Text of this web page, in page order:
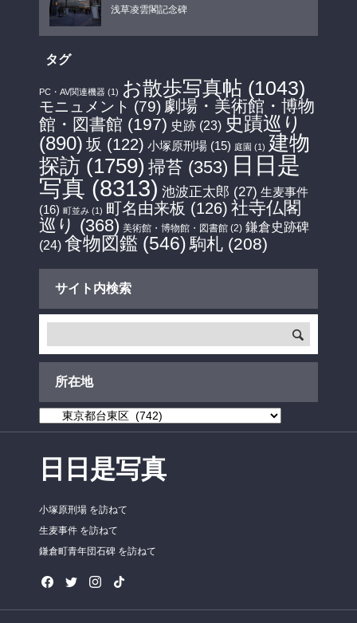
浅草凌雲閣記念碑
タグ
PC・AV関連機器 (1) お散歩写真帖 (1043)
モニュメント (79) 劇場・美術館・博物
館・図書館 (197) 史跡 (23) 史蹟巡り
(890) 坂 (122) 小塚原刑場 (15) 庭園 (1) 建物
探訪 (1759) 掃苔 (353) 日日是
写真 (8313) 池波正太郎 (27) 生麦事件
(16) 町並み (1) 町名由来板 (126) 社寺仏閣
巡り (368) 美術館・博物館・図書館 (2) 鎌倉史跡碑
(24) 食物図鑑 (546) 駒札 (208)
サイト内検索
所在地
所
在
地
日日是写真
小塚原刑場 を訪ねて
生麦事件 を訪ねて
鎌倉町青年団石碑 を訪ねて